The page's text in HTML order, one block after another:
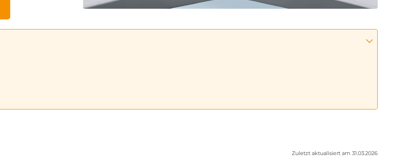
Zuletzt aktualisiert am 31.03.2026